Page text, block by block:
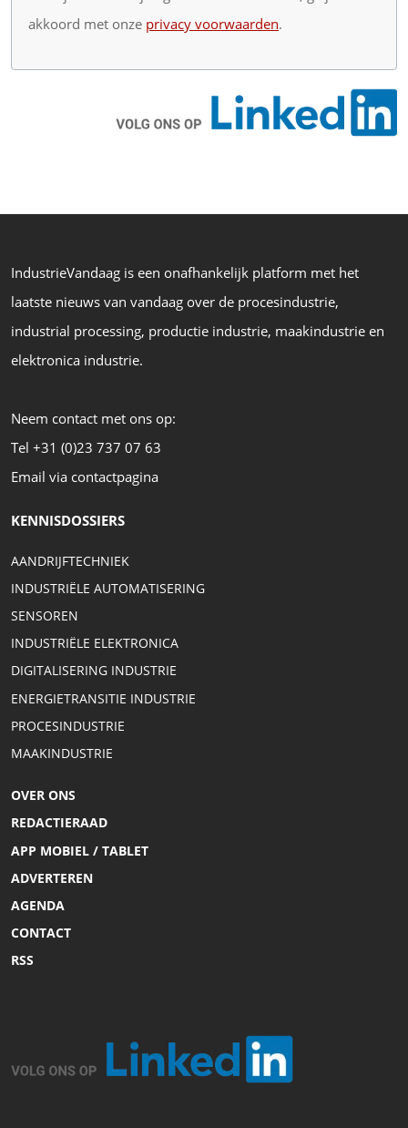
akkoord met onze privacy voorwaarden.
IndustrieVandaag is een onafhankelijk platform met het
laatste nieuws van vandaag over de procesindustrie,
industrial processing, productie industrie, maakindustrie en
elektronica industrie.
Neem contact met ons op:
Tel +31 (0)23 737 07 63
Email via contactpagina
KENNISDOSSIERS
AANDRIJFTECHNIEK
INDUSTRIËLE AUTOMATISERING
SENSOREN
INDUSTRIËLE ELEKTRONICA
DIGITALISERING INDUSTRIE
ENERGIETRANSITIE INDUSTRIE
PROCESINDUSTRIE
MAAKINDUSTRIE
OVER ONS
REDACTIERAAD
APP MOBIEL / TABLET
ADVERTEREN
AGENDA
CONTACT
RSS